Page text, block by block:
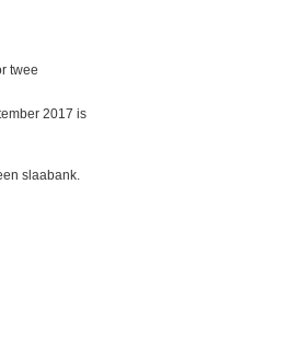
twee
2017 is
slaabank.